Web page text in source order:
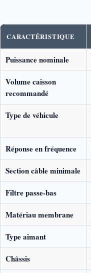
CARACTÉRISTIQUE
Puissance nominale
Volume caisson
recommandé
Type de véhicule
Réponse en fréquence
Section câble minimale
Filtre passe-bas
Matériau membrane
Type aimant
Châssis